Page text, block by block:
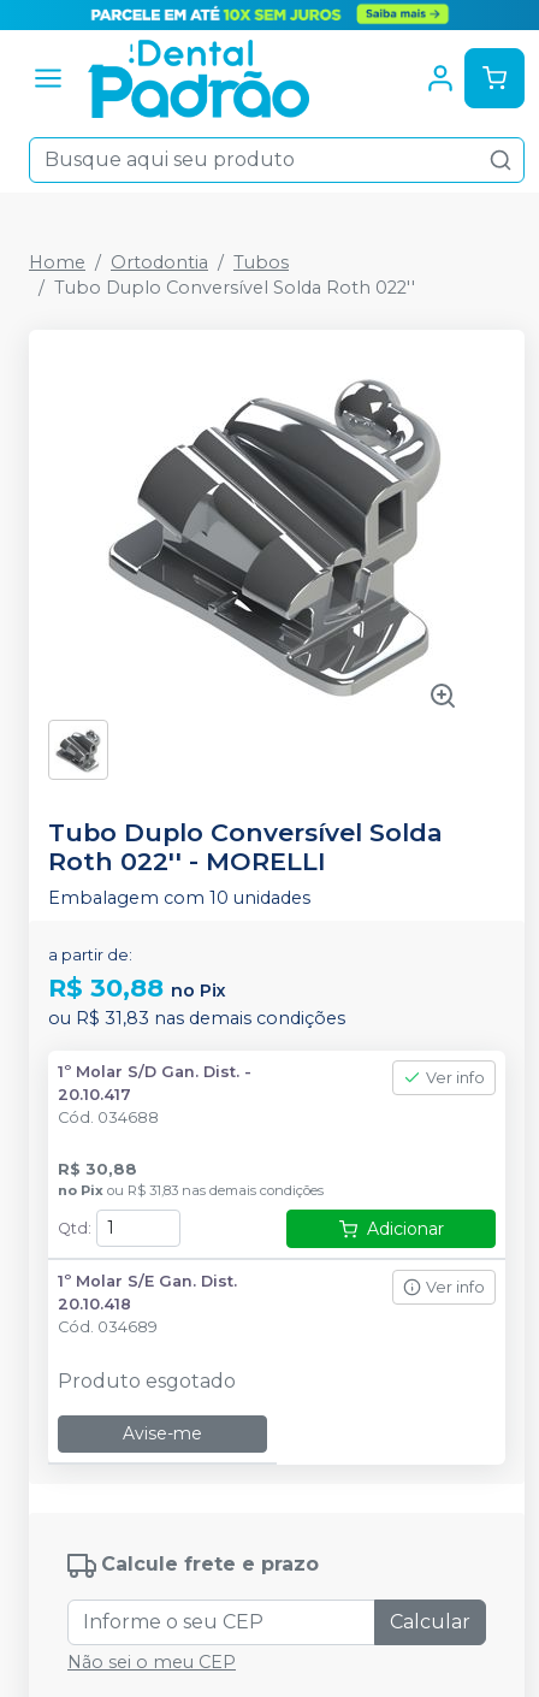
Home Ortodontia
Tubos
Tubo Duplo Conversível Solda Roth 022''
Tubo Duplo Conversível Solda
Roth 022'' - MORELLI
Embalagem com 10 unidades
a partir de:
R$ 30,88 no Pix
ou R$ 31,83 nas demais condições
1º Molar S/D Gan. Dist. -
20.10.417
Cód. 034688
Ver info
R$ 30,88
no Pix ou R$ 31,83 nas demais condições
Qtd : Adicionar
1º Molar S/E Gan. Dist.
20.10.418
Cód. 034689
Ver info
Produto esgotado
Avise-me
Calcule frete e prazo
Calcular
Não sei o meu CEP